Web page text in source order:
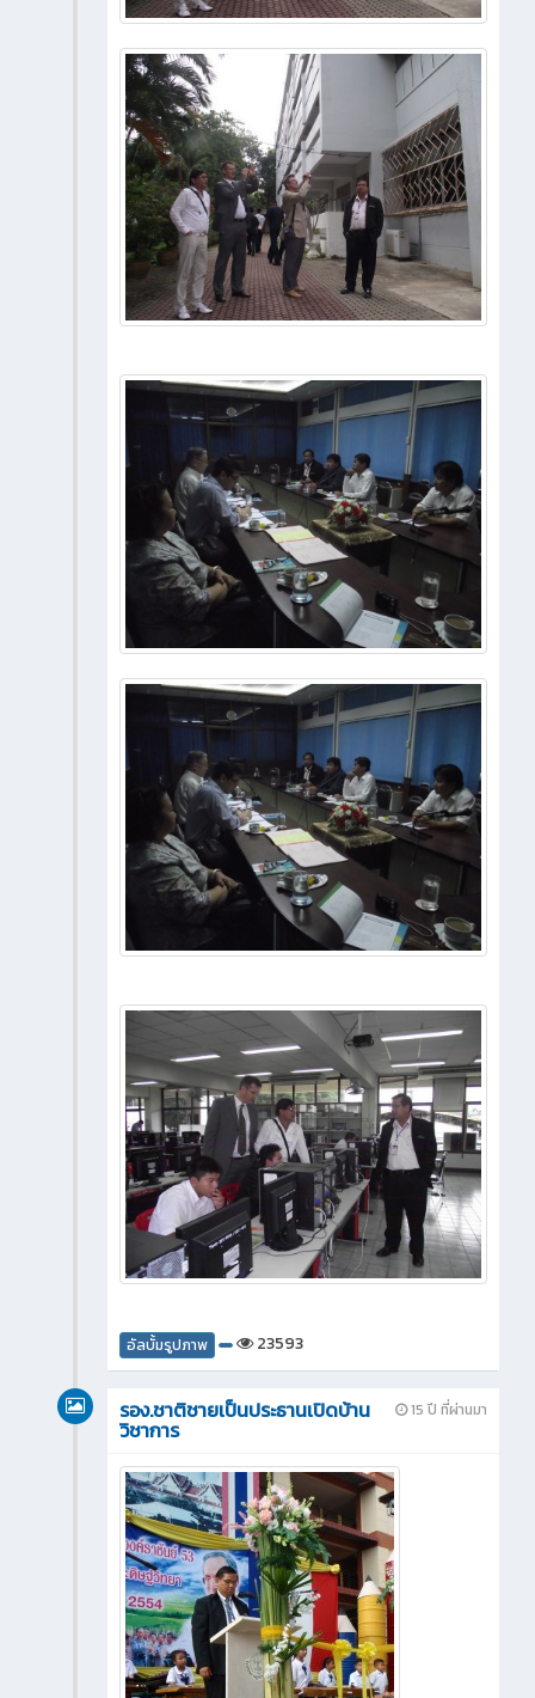
อัลบั้มรูปภาพ 23593
15 ปี ที่ผ่านมา
รอง.ชาติชายเป็นประธานเปิดบ้าน
วิชาการ